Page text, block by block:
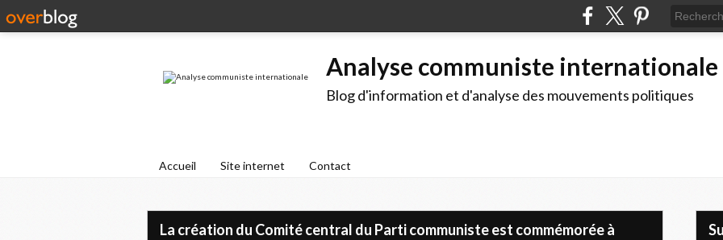
Analyse communiste internationale
Blog d'information et d'analyse des mouvements politiques
Accueil Site internet Contact
La création du Comité central du Parti communiste est commémorée à